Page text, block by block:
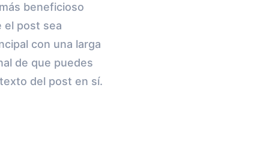
beneficioso
el post sea
con una larga
de que puedes
del post en sí.